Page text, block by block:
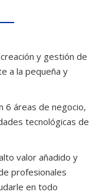
y gestión de
a la pequeña y
6 áreas de negocio,
tecnológicas de
valor añadido y
profesionales
en todo